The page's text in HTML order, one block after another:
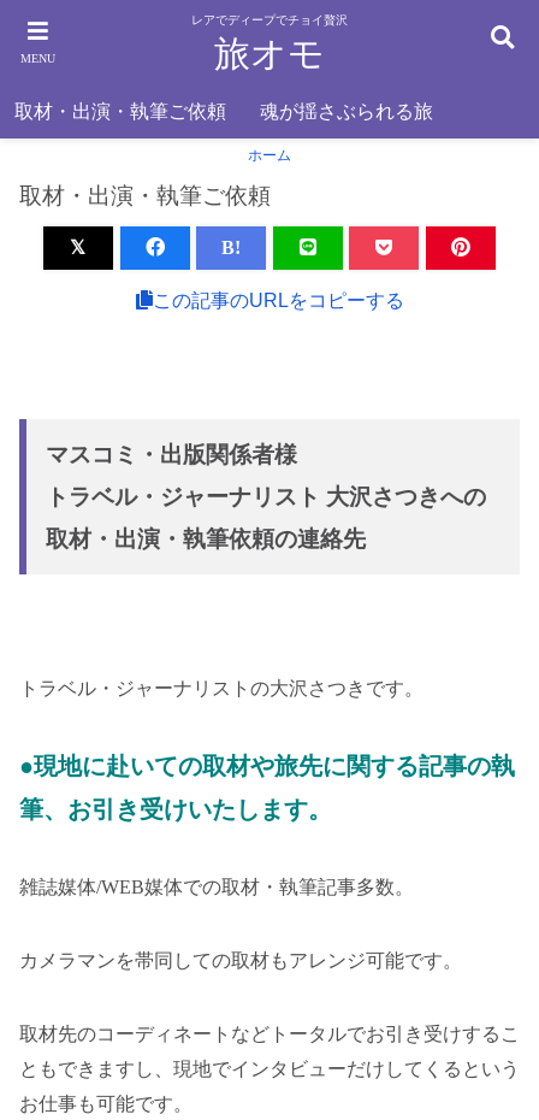
MENU
レアでディープでチョイ贅沢
旅オモ
取材・出演・執筆ご依頼 魂が揺さぶられる旅
ホーム
取材・出演・執筆ご依頼
B!
この記事のURLをコピーする
マスコミ・出版関係者様
トラベル・ジャーナリスト 大沢さつきへの
取材・出演・執筆依頼の連絡先
トラベル・ジャーナリストの大沢さつきです。
●現地に赴いての取材や旅先に関する記事の執
筆、お引き受けいたします。
雑誌媒体/WEB媒体での取材・執筆記事多数。
カメラマンを帯同しての取材もアレンジ可能です。
取材先のコーディネートなどトータルでお引き受けするこ
ともできますし、現地でインタビューだけしてくるという
お仕事も可能です。